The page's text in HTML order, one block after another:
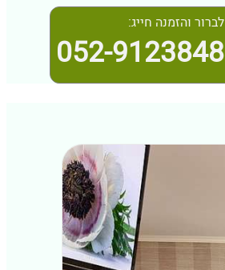
לברור והזמנה חייג:
052-9123848